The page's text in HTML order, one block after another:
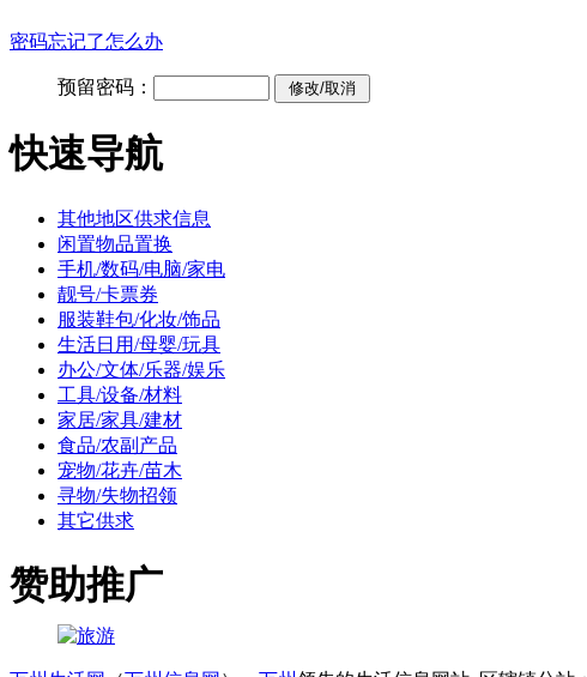
密码忘记了怎么办
预留密码：
快速导航
其他地区供求信息
闲置物品置换
手机/数码/电脑/家电
靓号/卡票券
服装鞋包/化妆/饰品
生活日用/母婴/玩具
办公/文体/乐器/娱乐
工具/设备/材料
家居/家具/建材
食品/农副产品
宠物/花卉/苗木
寻物/失物招领
其它供求
赞助推广